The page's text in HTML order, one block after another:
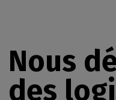
Nous
des